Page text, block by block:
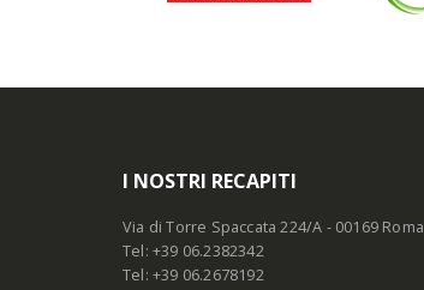
I NOSTRI RECAPITI
Via di Torre Spaccata 224/A - 00169 Roma
Tel: +39 06.2382342
Tel: +39 06.2678192